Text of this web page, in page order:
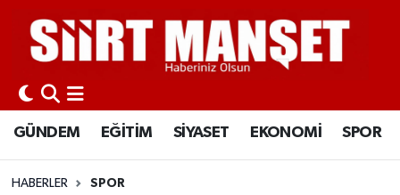
GÜNDEM EĞİTİM SİYASET EKONOMİ SPOR
HABERLER SPOR
GÜNDEM
EĞİTİM
SİYASET
Siirt Nöbetçi Eczaneler
Siirt Hava Durumu
Siirt Namaz Vakitleri